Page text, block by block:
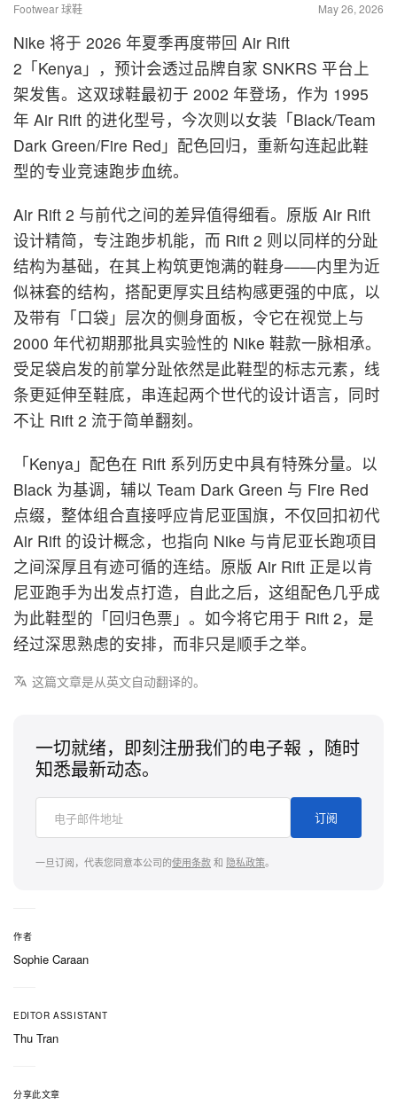
Footwear 球鞋 May 26, 2026
Nike 将于 2026 年夏季再度带回 Air Rift
2「Kenya」，预计会透过品牌自家 SNKRS 平台上
架发售。这双球鞋最初于 2002 年登场，作为 1995
年 Air Rift 的进化型号，今次则以女装「Black/Team
Dark Green/Fire Red」配色回归，重新勾连起此鞋
型的专业竞速跑步血统。
Air Rift 2 与前代之间的差异值得细看。原版 Air Rift
设计精简，专注跑步机能，而 Rift 2 则以同样的分趾
结构为基础，在其上构筑更饱满的鞋身——内里为近
似袜套的结构，搭配更厚实且结构感更强的中底，以
及带有「口袋」层次的侧身面板，令它在视觉上与
2000 年代初期那批具实验性的 Nike 鞋款一脉相承。
受足袋启发的前掌分趾依然是此鞋型的标志元素，线
条更延伸至鞋底，串连起两个世代的设计语言，同时
不让 Rift 2 流于简单翻刻。
「Kenya」配色在 Rift 系列历史中具有特殊分量。以
Black 为基调，辅以 Team Dark Green 与 Fire Red
点缀，整体组合直接呼应肯尼亚国旗，不仅回扣初代
Air Rift 的设计概念，也指向 Nike 与肯尼亚长跑项目
之间深厚且有迹可循的连结。原版 Air Rift 正是以肯
尼亚跑手为出发点打造，自此之后，这组配色几乎成
为此鞋型的「回归色票」。如今将它用于 Rift 2，是
经过深思熟虑的安排，而非只是顺手之举。
这篇文章是从英文自动翻译的。
一切就绪，即刻注册我们的电子報 ，随时
知悉最新动态。
订阅
一旦订阅，代表您同意本公司的使用条款和 隐私政策。
作者
Sophie Caraan
EDITOR ASSISTANT
Thu Tran
分享此文章